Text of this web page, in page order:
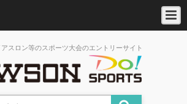
スロン等のスポーツ大会のエントリーサイト